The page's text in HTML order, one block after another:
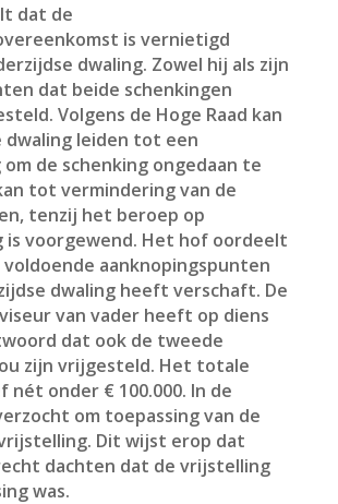
dat de
is vernietigd
dwaling. Zowel hij als zijn
dat beide schenkingen
Volgens de Hoge Raad kan
dwaling leiden tot een
de schenking ongedaan te
tot vermindering van de
tenzij het beroep op
voorgewend. Het hof oordeelt
aanknopingspunten
dwaling heeft verschaft. De
van vader heeft op diens
dat ook de tweede
zijn vrijgesteld. Het totale
nét onder € 100.000. In de
om toepassing van de
Dit wijst erop dat
dachten dat de vrijstelling
was.